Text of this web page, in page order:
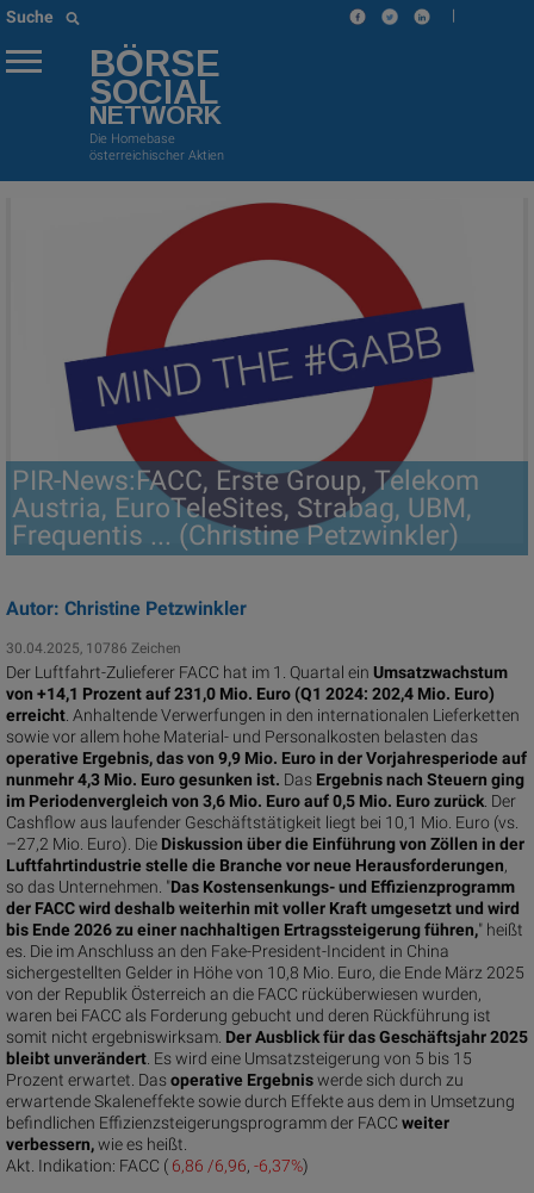
Suche |
BÖRSE
SOCIAL
NETWORK
Die Homebase
österreichischer Aktien
PIR-News:FACC, Erste Group, Telekom
Austria, EuroTeleSites, Strabag, UBM,
Frequentis ... (Christine Petzwinkler)
Autor: Christine Petzwinkler
30.04.2025, 10786 Zeichen
Der Luftfahrt-Zulieferer FACC hat im 1. Quartal ein Umsatzwachstum
von +14,1 Prozent auf 231,0 Mio. Euro (Q1 2024: 202,4 Mio. Euro)
erreicht . Anhaltende Verwerfungen in den internationalen Lieferketten
sowie vor allem hohe Material- und Personalkosten belasten das
operative Ergebnis, das von 9,9 Mio. Euro in der Vorjahresperiode auf
nunmehr 4,3 Mio. Euro gesunken ist. Das Ergebnis nach Steuern ging
im Periodenvergleich von 3,6 Mio. Euro auf 0,5 Mio. Euro zurück . Der
Cashflow aus laufender Geschäftstätigkeit liegt bei 10,1 Mio. Euro (vs.
–27,2 Mio. Euro). Die Diskussion über die Einführung von Zöllen in der
Luftfahrtindustrie stelle die Branche vor neue Herausforderungen,
so das Unternehmen. "Das Kostensenkungs- und Effizienzprogramm
der FACC wird deshalb weiterhin mit voller Kraft umgesetzt und wird
bis Ende 2026 zu einer nachhaltigen Ertragssteigerung führen," heißt
es. Die im Anschluss an den Fake-President-Incident in China
sichergestellten Gelder in Höhe von 10,8 Mio. Euro, die Ende März 2025
von der Republik Österreich an die FACC rücküberwiesen wurden,
waren bei FACC als Forderung gebucht und deren Rückführung ist
somit nicht ergebniswirksam. Der Ausblick für das Geschäftsjahr 2025
bleibt unverändert . Es wird eine Umsatzsteigerung von 5 bis 15
Prozent erwartet. Dasoperative Ergebniswerde sich durch zu
erwartende Skaleneffekte sowie durch Effekte aus dem in Umsetzung
befindlichen Effizienzsteigerungsprogramm der FACC weiter
verbessern,wie es heißt.
FACC (
Akt. Indikation: 6,86 /6,96, -6,37%)